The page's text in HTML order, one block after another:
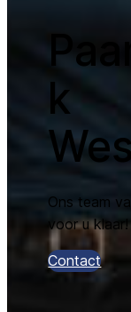
k
Ons team
voor u klaar!
Contact